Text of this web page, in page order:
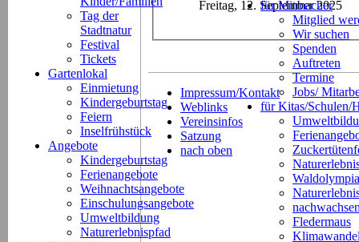
für Mitmacher
Mitglied
Wir suchen
Spenden
Auftreten
Termine
Jobs/
für Kitas/Schulen/
Fledermaus
Tag der
Stadtnatur
Festival
Tickets
Gartenlokal
Einmietung
Kindergeburtstag
Feiern
Inselfrühstück
Angebote
Kindergeburtstag
Ferienangebote
Weihnachtsangebote
Einschulungsangebote
Umweltbildung
Naturerlebnispfad
Freitag, 12. September 2025
Impressum/Kontakt
Weblinks
Vereinsinfos
Satzung
nach oben